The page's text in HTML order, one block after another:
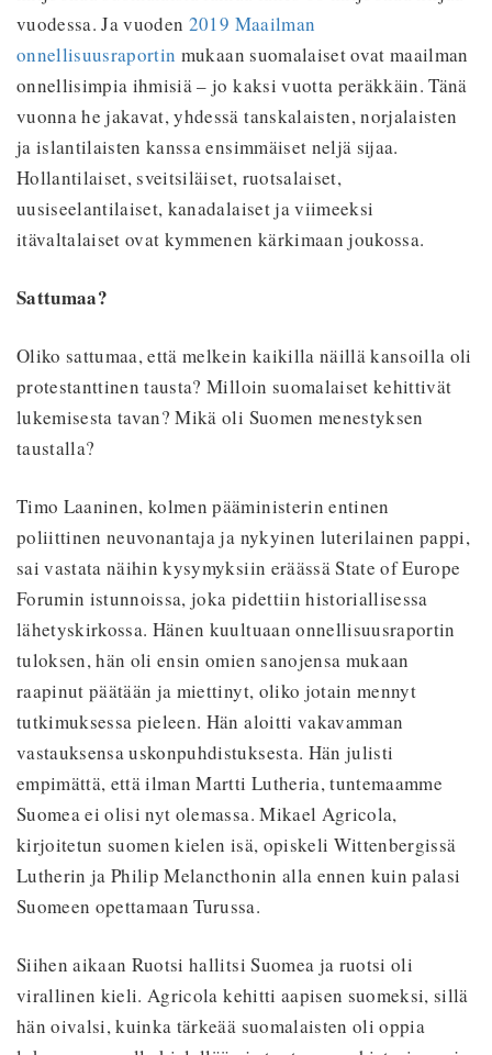
vuodessa. Ja vuoden 2019 Maailman
onnellisuusraportin mukaan suomalaiset ovat maailman
onnellisimpia ihmisiä – jo kaksi vuotta peräkkäin. Tänä
vuonna he jakavat, yhdessä tanskalaisten, norjalaisten
ja islantilaisten kanssa ensimmäiset neljä sijaa.
Hollantilaiset, sveitsiläiset, ruotsalaiset,
uusiseelantilaiset, kanadalaiset ja viimeeksi
itävaltalaiset ovat kymmenen kärkimaan joukossa.
Sattumaa?
Oliko sattumaa, että melkein kaikilla näillä kansoilla oli
protestanttinen tausta? Milloin suomalaiset kehittivät
lukemisesta tavan? Mikä oli Suomen menestyksen
taustalla?
Timo Laaninen, kolmen pääministerin entinen
poliittinen neuvonantaja ja nykyinen luterilainen pappi,
sai vastata näihin kysymyksiin eräässä State of Europe
Forumin istunnoissa, joka pidettiin historiallisessa
lähetyskirkossa. Hänen kuultuaan onnellisuusraportin
tuloksen, hän oli ensin omien sanojensa mukaan
raapinut päätään ja miettinyt, oliko jotain mennyt
tutkimuksessa pieleen. Hän aloitti vakavamman
vastauksensa uskonpuhdistuksesta. Hän julisti
empimättä, että ilman Martti Lutheria, tuntemaamme
Suomea ei olisi nyt olemassa. Mikael Agricola,
kirjoitetun suomen kielen isä, opiskeli Wittenbergissä
Lutherin ja Philip Melancthonin alla ennen kuin palasi
Suomeen opettamaan Turussa.
Siihen aikaan Ruotsi hallitsi Suomea ja ruotsi oli
virallinen kieli. Agricola kehitti aapisen suomeksi, sillä
hän oivalsi, kuinka tärkeää suomalaisten oli oppia